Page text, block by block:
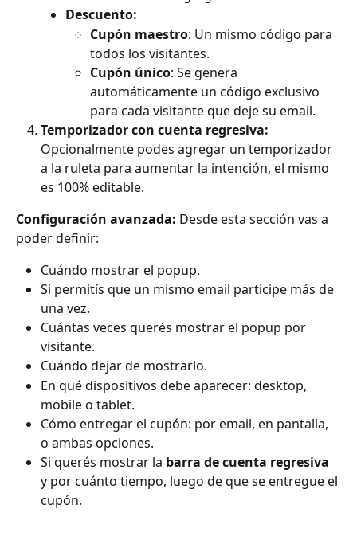
Descuento:
Cupón maestro: Un mismo código para
todos los visitantes.
Cupón único: Se genera
automáticamente un código exclusivo
para cada visitante que deje su email.
Temporizador con cuenta regresiva:
Opcionalmente podes agregar un temporizador
a la ruleta para aumentar la intención, el mismo
es 100% editable.
Configuración avanzada: Desde esta sección vas a
poder definir:
Cuándo mostrar el popup.
Si permitís que un mismo email participe más de
una vez.
Cuántas veces querés mostrar el popup por
visitante.
Cuándo dejar de mostrarlo.
En qué dispositivos debe aparecer: desktop,
mobile o tablet.
Cómo entregar el cupón: por email, en pantalla,
o ambas opciones.
Si querés mostrar la barra de cuenta regresiva
y por cuánto tiempo, luego de que se entregue el
cupón.